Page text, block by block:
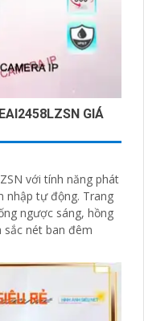
GIÁ
với tính năng phát
tự động. Trang
ngược sáng, hồng
sắc nét ban đêm